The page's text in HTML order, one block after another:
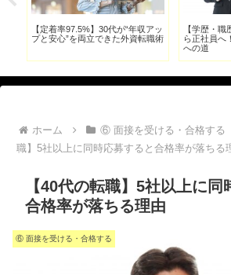
【定着率97.5%】30代が“年収アッ
プと安心”を両立できた外資転職術
【学歴・
ら正社員へ
への道
ホーム ⑥ 面接を受ける・合格する
職】5社以上に同時応募すると合格率が落ちる
【40代の転職】5社以上に同
合格率が落ちる理由
⑥ 面接を受ける・合格する